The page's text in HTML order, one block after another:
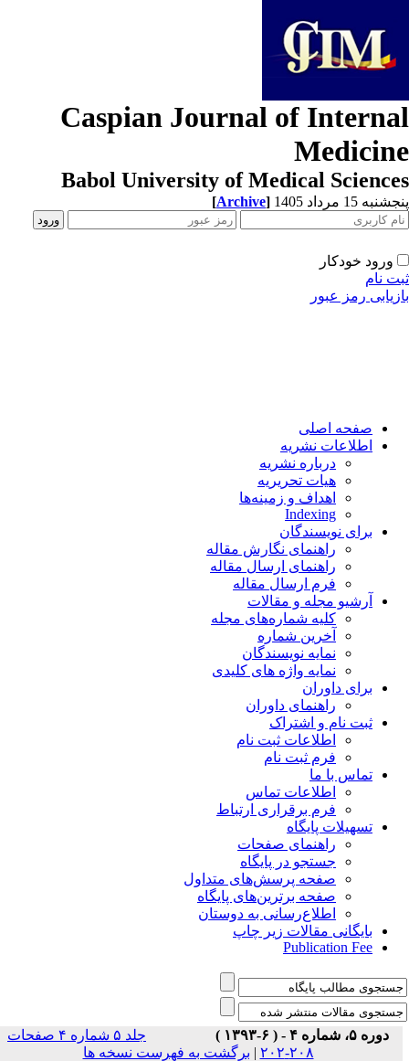
Caspian Journal of
Babol University of Medical
15 مرداد 1405 [Archive]
ورود خودکار
نام
رمز عبور
صفحه اصلی
اطلاعات نشریه
درباره نشریه
هیات تحریریه
اهداف و زمینه‌ها
Indexing
برای نویسندگان
راهنمای نگارش مقاله
راهنمای ارسال مقاله
فرم ارسال مقاله
آرشیو مجله و مقالات
کلیه شماره‌های مجله
آخرین شماره
نمایه نویسندگان
نمایه واژه های کلیدی
برای داوران
راهنمای داوران
ثبت نام و اشتراک
اطلاعات ثبت نام
فرم ثبت نام
تماس با ما
اطلاعات تماس
فرم برقراری ارتباط
تسهیلات پایگاه
راهنمای صفحات
جستجو در پایگاه
صفحه پرسش‌های متداول
صفحه برترین‌های پایگاه
اطلاع‌رسانی به دوستان
بایگانی مقالات زیر چاپ
Publication Fee
دوره ۵، شماره ۴ - ( ۶-۱۳۹۳ )
جلد ۵ شماره ۴ صفحات
۲۰۸-۲۰۲
|برگشت به فهرست نسخه ها